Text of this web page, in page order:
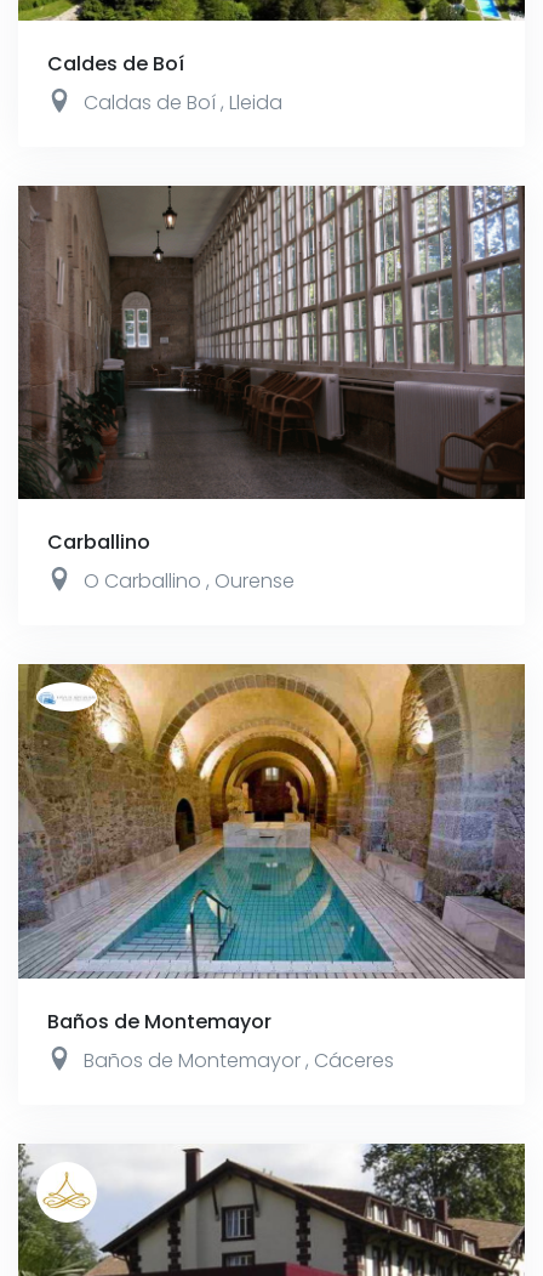
Caldes de Boí
Caldas de Boí, Lleida
Carballino
O Carballino , Ourense
Baños de Montemayor
Baños de Montemayor, Cáceres